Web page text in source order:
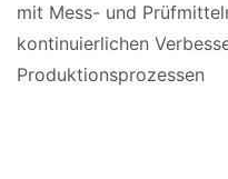
mit Mess- und
kontinuierlichen
Produktionsprozessen